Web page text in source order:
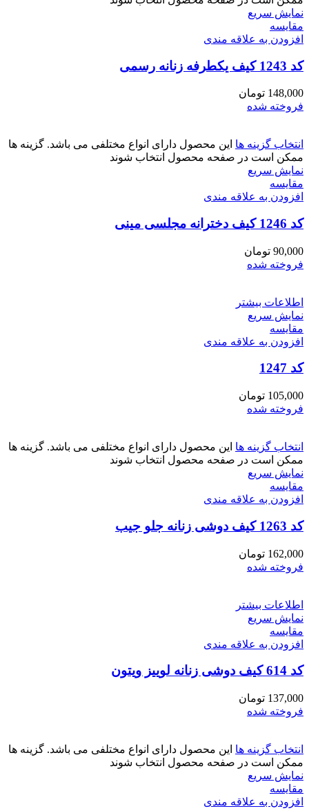
نمایش سریع
مقايسه
افزودن به علاقه مندی
کد 1243 کیف یکطرفه زنانه رسمی
148,000 تومان
فروخته شده
انتخاب گزینه ها این محصول دارای انواع مختلفی می باشد. گزینه ها
ممکن است در صفحه محصول انتخاب شوند
نمایش سریع
مقايسه
افزودن به علاقه مندی
کد 1246 کیف دخترانه مجلسی مینی
90,000 تومان
فروخته شده
اطلاعات بیشتر
نمایش سریع
مقايسه
افزودن به علاقه مندی
کد 1247
105,000 تومان
فروخته شده
انتخاب گزینه ها این محصول دارای انواع مختلفی می باشد. گزینه ها
ممکن است در صفحه محصول انتخاب شوند
نمایش سریع
مقايسه
افزودن به علاقه مندی
کد 1263 کیف دوشی زنانه جلو جیب
162,000 تومان
فروخته شده
اطلاعات بیشتر
نمایش سریع
مقايسه
افزودن به علاقه مندی
کد 614 کیف دوشی زنانه لوییز ویتون
137,000 تومان
فروخته شده
انتخاب گزینه ها این محصول دارای انواع مختلفی می باشد. گزینه ها
ممکن است در صفحه محصول انتخاب شوند
نمایش سریع
مقايسه
افزودن به علاقه مندی